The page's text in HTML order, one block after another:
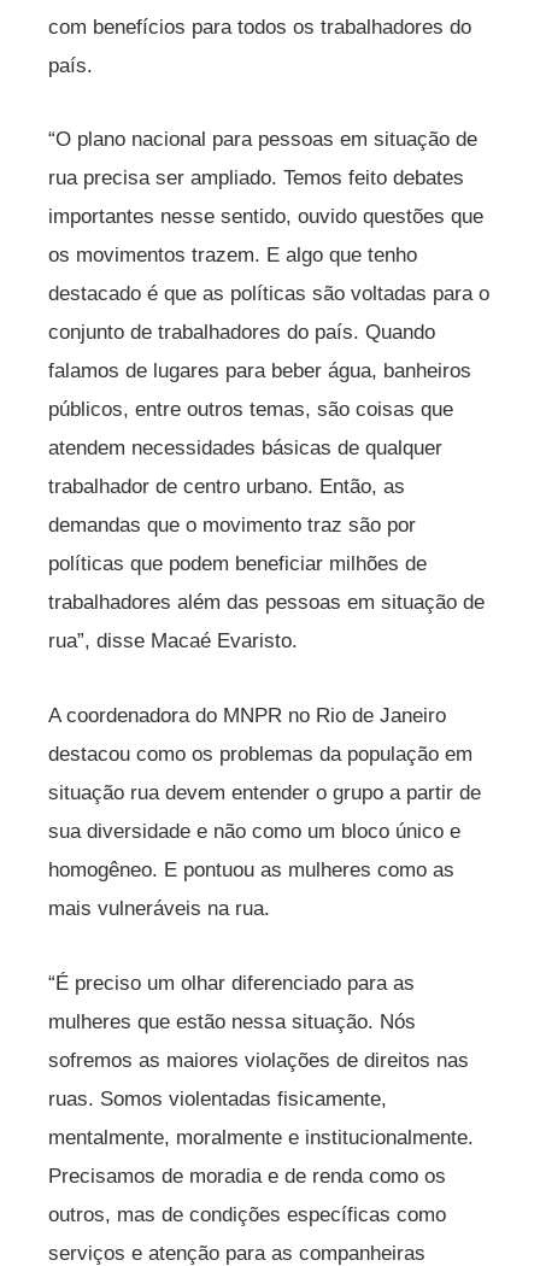
com benefícios para todos os trabalhadores do
país.
“O plano nacional para pessoas em situação de
rua precisa ser ampliado. Temos feito debates
importantes nesse sentido, ouvido questões que
os movimentos trazem. E algo que tenho
destacado é que as políticas são voltadas para o
conjunto de trabalhadores do país. Quando
falamos de lugares para beber água, banheiros
públicos, entre outros temas, são coisas que
atendem necessidades básicas de qualquer
trabalhador de centro urbano. Então, as
demandas que o movimento traz são por
políticas que podem beneficiar milhões de
trabalhadores além das pessoas em situação de
rua”, disse Macaé Evaristo.
A coordenadora do MNPR no Rio de Janeiro
destacou como os problemas da população em
situação rua devem entender o grupo a partir de
sua diversidade e não como um bloco único e
homogêneo. E pontuou as mulheres como as
mais vulneráveis na rua.
“É preciso um olhar diferenciado para as
mulheres que estão nessa situação. Nós
sofremos as maiores violações de direitos nas
ruas. Somos violentadas fisicamente,
mentalmente, moralmente e institucionalmente.
Precisamos de moradia e de renda como os
outros, mas de condições específicas como
serviços e atenção para as companheiras